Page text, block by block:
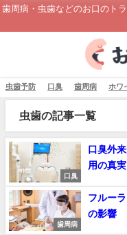
歯周病・虫歯などのお口のト
虫歯予防 口臭 歯周病 ホワ
虫歯の記事一覧
口臭
口臭外
用の真実
歯周病
フルー
の影響